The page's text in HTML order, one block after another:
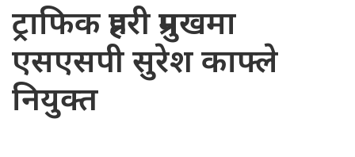
ट्राफिक प्रहरी प्रमुखमा
एसएसपी सुरेश काफ्ले
नियुक्त